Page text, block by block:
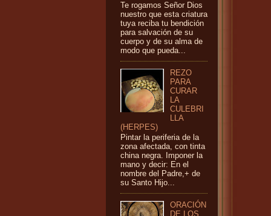
Te rogamos Señor Dios
nuestro que esta criatura
tuya reciba tu bendición
para salvación de su
cuerpo y de su alma de
modo que pueda...
REZO
PARA
CURAR
LA
CULEBRI
LLA
(HERPES)
Pintar la periferia de la
zona afectada, con tinta
china negra. Imponer la
mano y decir: En el
nombre del Padre,+ de
su Santo Hijo...
ORACIÓN
DE LOS